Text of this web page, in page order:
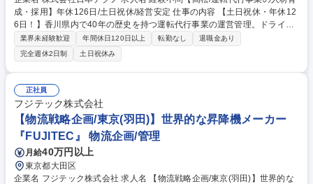
成・採用】年休126日/土日祝休/経営安定 仕事の内容 【土日祝休・年休12
6日！】香川県内で40年の歴史を持つ運転代行事業の運営管理。ドライバ
ーとオペレーターの配置/育成/マネジメントを通じ、現場の課題解決やサ
ービス向上を牽引していただきます。 【詳細】■アルバイトドライバー
（約300名）や受付スタッフのマネジメント ■新人採用（面接）、既存ド
ライバーの育成、2種免許の取得支援 ■現場の声を活かした課題解決と組
織方針の策定 配車システムを自社開発する技術力で業務の仕組み化と効率
化を実現。この安定収益と体制により、働きやすい労働環境を提供できる
点が最大の魅力であり、同業他社にはない強みです。 募集職種 経験不問
【高松/運転代行事業の人材育成・採用】年休126日/土日祝休/経営安定
業界未経験歓迎 年間休日120日以上 転勤なし
退職金あり
完全週休2日制
土日祝休み
正社員
フジテック株式会社
【物流戦略企画/東京(羽田)】世界的な昇降機メーカー
『FUJITEC』 物流企画/管理
月給40万円以上
東京都大田区
企業名 フジテック株式会社 求人名 【物流戦略企画/東京(羽田)】世界的な